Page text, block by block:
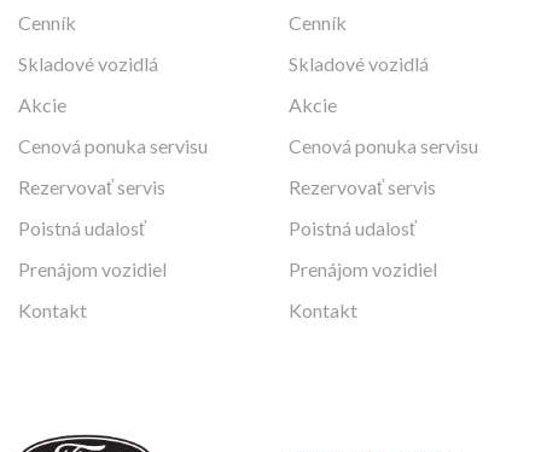
Cenník
Skladové vozidlá
Akcie
Cenová ponuka servisu
Rezervovať servis
Poistná udalosť
Prenájom vozidiel
Kontakt
Cenník
Skladové vozidlá
Akcie
Cenová ponuka servisu
Rezervovať servis
Poistná udalosť
Prenájom vozidiel
Kontakt